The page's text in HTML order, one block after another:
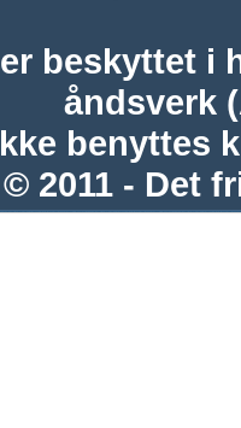
beskyttet i
åndsverk
benyttes
© 2011 - Det